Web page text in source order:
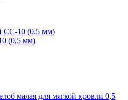
(0,5 мм)